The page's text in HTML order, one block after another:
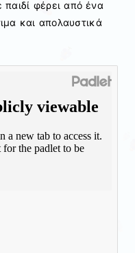
φέρει από ένα
και απολαυστικά